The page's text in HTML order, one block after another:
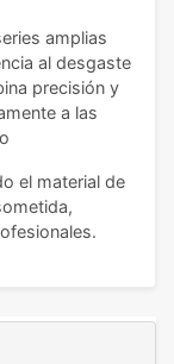
amplias
al desgaste
precisión y
a las
el material de